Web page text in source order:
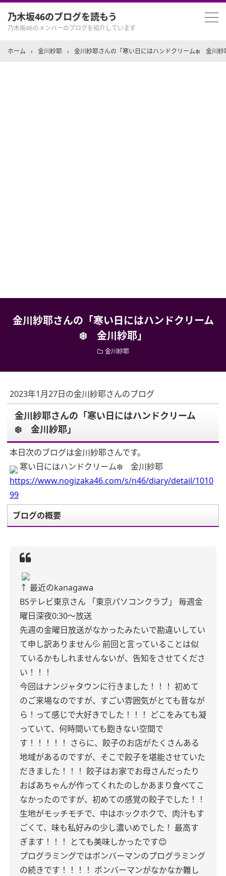
乃木坂46のブログを読もう
乃木坂46のメンバーのブログを紹介しています
ホーム › 金川紗耶 › 金川紗耶さんの「寒い日にはハンドクリーム❄️ 金川紗
金川紗耶さんの「寒い日にはハンドクリーム
❄️ 金川紗耶」
金川紗耶
2023年1月27日の金川紗耶さんのブログ
金川紗耶さんの「寒い日にはハンドクリーム
❄️ 金川紗耶」
本日次のブログは金川紗耶さんです。
寒い日にはハンドクリーム❄️ 金川紗耶
https://www.nogizaka46.com/s/n46/diary/detail/1010
99
ブログの概要
↑ 最近のkanagawa
BSテレビ東京さん
「東京パソコンクラブ」
毎週金
曜日深夜0:30〜放送
先週の金曜日放送がなかったみたいで勘違いしてい
て申し訳ありません💦 前回と言っていることは似
ているかもしれませんないが、告知をさせてくださ
い！！！
今回はナンジャタウンに行きました！！！ 初めて
のご来場なのですが、すごい雰囲気がとても昔なが
ら！って感じで大好きでした！！！ どこをみても凝
っていて、何時間いても飽きない空間で
す！！！！！ さらに、餃子のお店がたくさんある
地域があるのですが、そこで餃子を堪能させていた
だきました！！！ 餃子はお家でお母さんだったり
おばあちゃんが作ってくれたのしかあまり食べてこ
なかったのですが、初めての感覚の餃子でした！！
生地がモッチモチで、中はホックホクで、肉汁もす
ごくて、味も私好みの少し濃いめでした！ 最高す
ぎます！！！
とても美味しかったです😊
プログラミングではボンバーマンのプログラミング
の続きです！！！！ ボンバーマンがなかなか難し